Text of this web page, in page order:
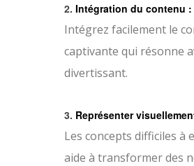
2. Intégration du contenu :
Intégrez facilement le
captivante qui résonne
divertissant.
3. Représenter
Les concepts difficiles à
aide à transformer des